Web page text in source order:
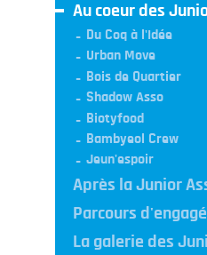
Au coeur des
Du Coq à l'Idée
Urban Move
Bois de Quartier
Shadow Asso
Biotyfood
Bambyeol Crew
Jeun'espoir
Après la Junior
Parcours
La galerie des